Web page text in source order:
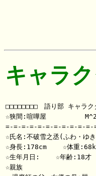
キャラ
□□□□□□□□　語り部 キャラ
☆狭間:喧嘩屋       　 M^2
=-=-=-=-=-=-=-=-=-=-=-
☆氏名:不破雪之丞(ふわ・
☆身長:178cm    ☆体重
☆生年月日:    ☆年齢:18才
☆親族